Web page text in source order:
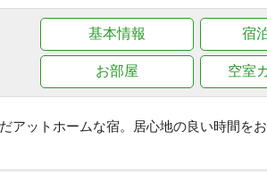
アットホームな宿。居心地の良い時間を
基本情報 宿
お部屋 空室